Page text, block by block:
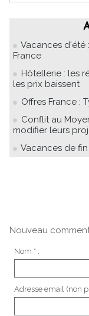
Vacances d'été
France
Hôtellerie : les
les prix baissent
Offres France :
Conflit au
modifier leurs
Vacances de
Nouveau
Nom * :
Adresse email (non